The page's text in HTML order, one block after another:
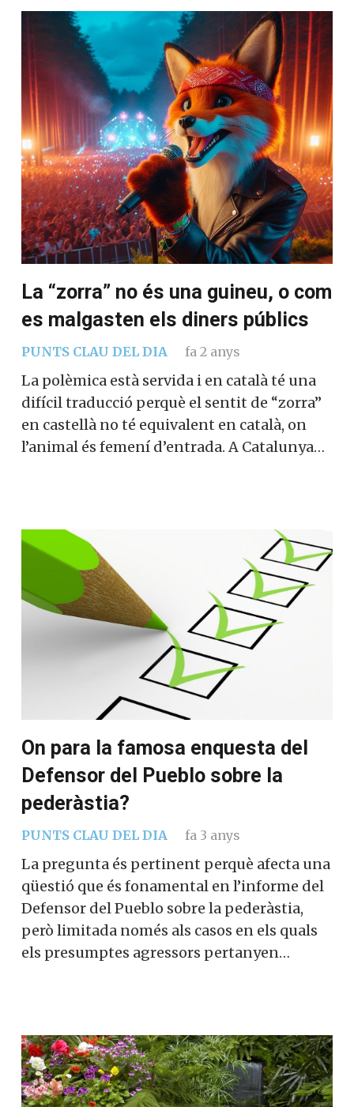
La “zorra” no és una guineu, o com
es malgasten els diners públics
PUNTS CLAU DEL DIA fa 2 anys
La polèmica està servida i en català té una
difícil traducció perquè el sentit de “zorra”
en castellà no té equivalent en català, on
l’animal és femení d’entrada. A Catalunya…
On para la famosa enquesta del
Defensor del Pueblo sobre la
pederàstia?
PUNTS CLAU DEL DIA fa 3 anys
La pregunta és pertinent perquè afecta una
qüestió que és fonamental en l’informe del
Defensor del Pueblo sobre la pederàstia,
però limitada només als casos en els quals
els presumptes agressors pertanyen…